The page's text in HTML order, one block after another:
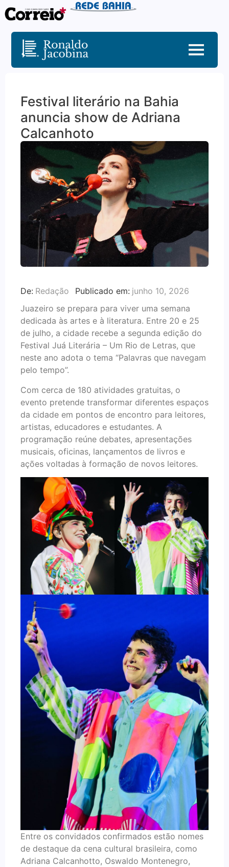
Festival literário na Bahia
anuncia show de Adriana
Calcanhoto
De: Redação Publicado em: junho 10, 2026
Juazeiro se prepara para viver uma semana
dedicada às artes e à literatura. Entre 20 e 25
de julho, a cidade recebe a segunda edição do
Festival Juá Literária – Um Rio de Letras, que
neste ano adota o tema “Palavras que navegam
pelo tempo”.
Com cerca de 180 atividades gratuitas, o
evento pretende transformar diferentes espaços
da cidade em pontos de encontro para leitores,
artistas, educadores e estudantes. A
programação reúne debates, apresentações
musicais, oficinas, lançamentos de livros e
ações voltadas à formação de novos leitores.
Entre os convidados confirmados estão nomes
de destaque da cena cultural brasileira, como
Adriana Calcanhotto, Oswaldo Montenegro,